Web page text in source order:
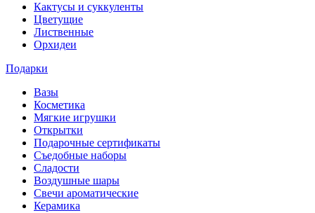
Кактусы и суккуленты
Цветущие
Лиственные
Орхидеи
Подарки
Вазы
Косметика
Мягкие игрушки
Открытки
Подарочные сертификаты
Съедобные наборы
Сладости
Воздушные шары
Свечи ароматические
Керамика